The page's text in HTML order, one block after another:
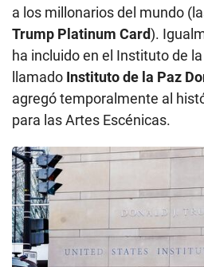
a los millonarios del mundo
Trump Platinum Card).
ha incluido en el Instituto de la
llamado Instituto de la Paz
agregó temporalmente al
para las Artes Escénicas.